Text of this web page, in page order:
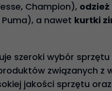
Champion), odzież
a nawet kurtki
szeroki wybór sprzętu
związanych z
jakości sprzętu oraz